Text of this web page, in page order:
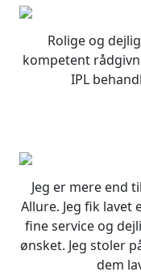
Rolige og
kompetent
IPL
Jeg er mere end
Allure. Jeg fik lavet
fine service og
ønsket. Jeg stoler
dem